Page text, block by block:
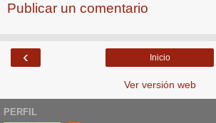
Publicar un comentario
‹ Inicio
Ver versión web
PERFIL